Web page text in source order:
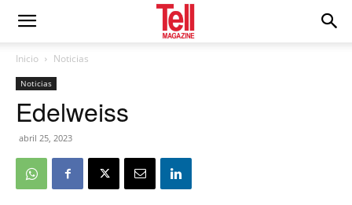
Inicio Noticias
Noticias
Edelweiss
abril 25, 2023